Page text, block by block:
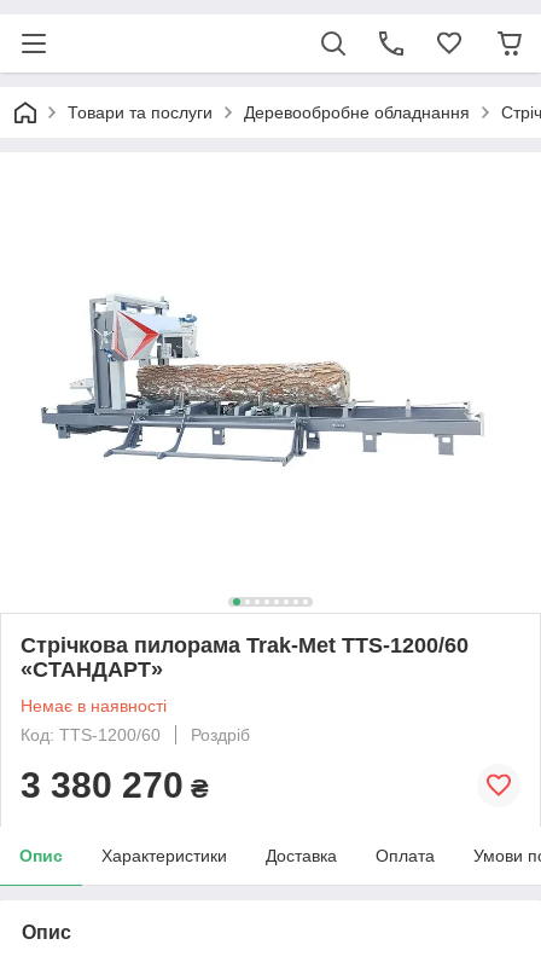
Товари та послуги Деревообробне обладнання
Стрічкова пилорама Trak-Met TTS-1200/60
«СТАНДАРТ»
Немає в наявності
Код: TTS-1200/60
Роздріб
3 380 270 ₴
Опис Характеристики Доставка Оплата Умови
Опис